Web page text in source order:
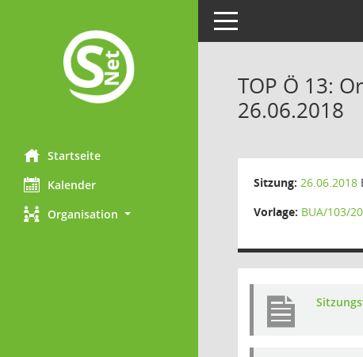
Startseite
Kalender
Organisation
Toggle navigation
TOP Ö 13:
26.06.2018
Sitzung: 26.06.2018
Vorlage: BUA/103/